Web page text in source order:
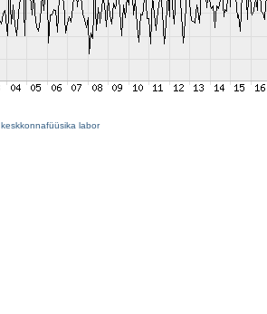
keskkonnafüüsika labor